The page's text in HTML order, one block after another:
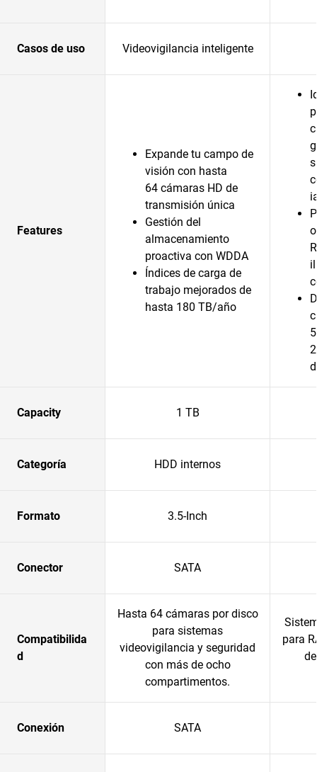
Casos de uso Videovigilancia inteligente
Features
Expande tu campo de
visión con hasta
64 cámaras HD de
transmisión única
Gestión del
almacenamiento
proactiva con WDDA
Índices de carga de
trabajo mejorados de
hasta 180 TB/año
Capacity 1 TB
Categoría HDD internos
Formato 3.5-Inch
Conector SATA
Compatibilida
d
Hasta 64 cámaras por disco
para sistemas
videovigilancia y seguridad
con más de ocho
compartimentos.
para
Conexión SATA